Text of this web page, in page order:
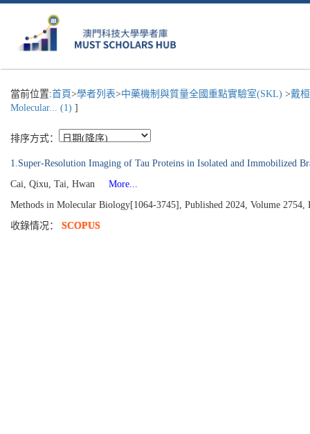
當前位置:首頁>學者列表>中藥機制與質量全國重點實驗室(SKL) >戴
Molecular... (1) ]
排序方式：
1.Super-Resolution Imaging of Tau Proteins in Isolated and Immobilized
Cai, Qixu, Tai, Hwan
More...
Methods in Molecular Biology[1064-3745], Published 2024, Volume 2754,
收錄情况： SCOPUS